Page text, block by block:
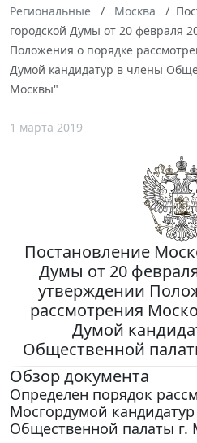
Региональные
Москва
городской Думы от 20 февраля
Положения о порядке
Думой кандидатур в члены
Москвы"
1 марта 2019
Постановление
Думы от 20
утверждении
рассмотрения
Думой
Общественной
Обзор документа
Определен порядок
Мосгордумой
Общественной палаты г.